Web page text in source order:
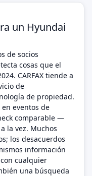
un Hyundai
de socios
cosas que el
CARFAX tiende a
de
de propiedad.
eventos de
comparable —
la vez. Muchos
los desacuerdos
información
cualquier
una búsqueda